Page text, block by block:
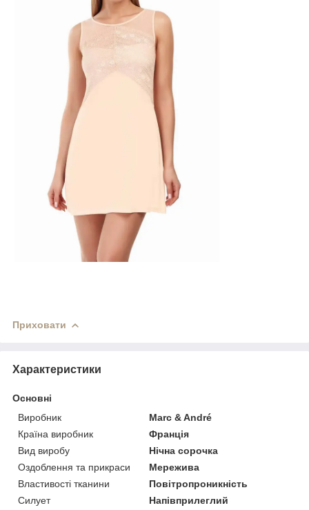
Приховати
Характеристики
Основні
Виробник
Marc & André
Країна виробник
Франція
Вид виробу
Нічна сорочка
Оздоблення та прикраси
Мережива
Властивості тканини
Повітропроникність
Силует
Напівприлеглий